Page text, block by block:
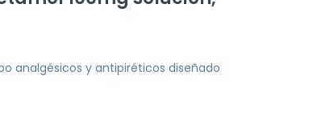
analgésicos y antipiréticos diseñado